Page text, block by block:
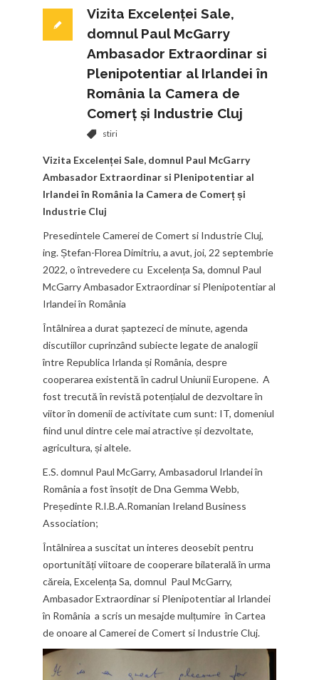
Vizita Excelenței Sale,
domnul Paul McGarry
Ambasador Extraordinar si
Plenipotentiar al Irlandei în
România la Camera de
Comerț și Industrie Cluj
stiri
Vizita Excelenței Sale, domnul Paul McGarry
Ambasador Extraordinar si Plenipotentiar al
Irlandei în România la Camera de Comerț și
Industrie Cluj
Presedintele Camerei de Comert si Industrie Cluj,
ing. Ștefan-Florea Dimitriu, a avut, joi, 22 septembrie
2022, o întrevedere cu Excelența Sa, domnul Paul
McGarry Ambasador Extraordinar si Plenipotentiar al
Irlandei în România
Întâlnirea a durat șaptezeci de minute, agenda
discutiilor cuprinzând subiecte legate de analogii
între Republica Irlanda și România, despre
cooperarea existentă în cadrul Uniunii Europene. A
fost trecută în revistă potențialul de dezvoltare în
viitor în domenii de activitate cum sunt: IT, domeniul
fiind unul dintre cele mai atractive și dezvoltate,
agricultura, și altele.
E.S. domnul Paul McGarry, Ambasadorul Irlandei în
România a fost însoțit de Dna Gemma Webb,
Președinte R.I.B.A.Romanian Ireland Business
Association;
Întâlnirea a suscitat un interes deosebit pentru
oportunități viitoare de cooperare bilaterală în urma
căreia, Excelența Sa, domnul Paul McGarry,
Ambasador Extraordinar si Plenipotentiar al Irlandei
în România a scris un mesajde mulțumire în Cartea
de onoare al Camerei de Comert si Industrie Cluj.